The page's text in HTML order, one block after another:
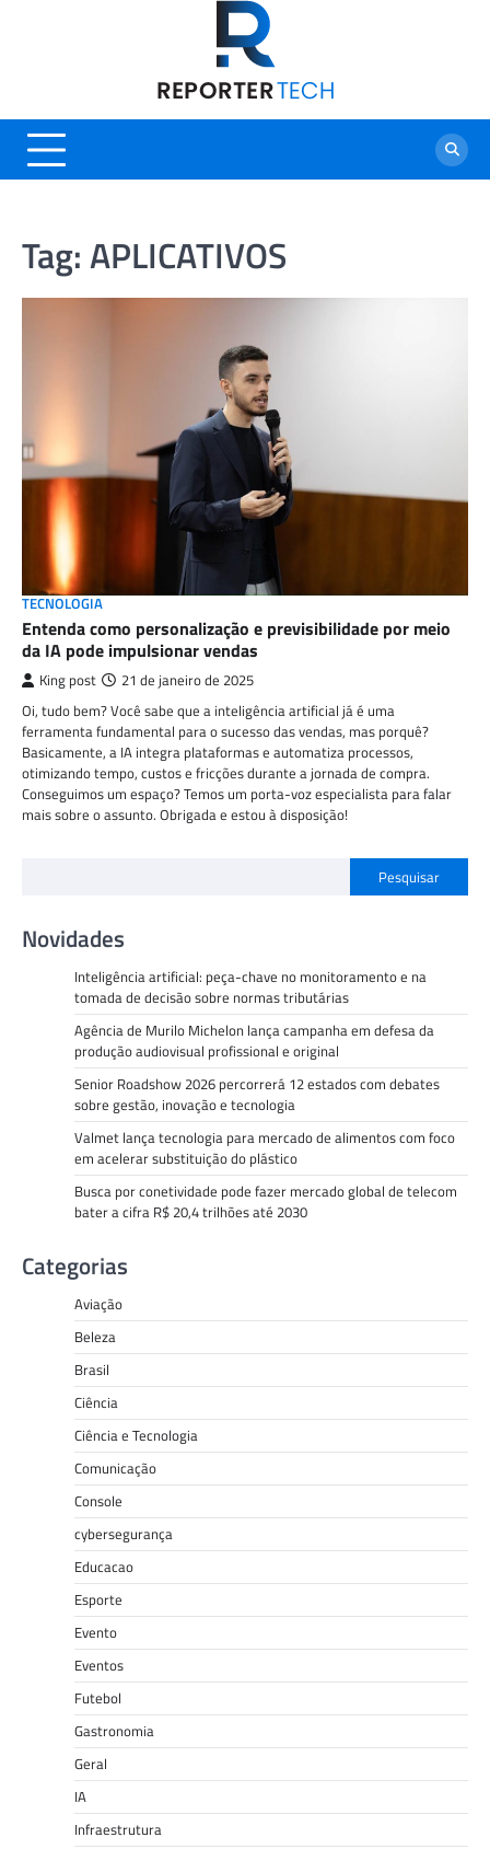
Tag:APLICATIVOS
TECNOLOGIA
Entenda como personalização e previsibilidade por meio
da IA pode impulsionar vendas
King post 21 de janeiro de 2025
Oi, tudo bem? Você sabe que a inteligência artificial já é uma
ferramenta fundamental para o sucesso das vendas, mas porquê?
Basicamente, a IA integra plataformas e automatiza processos,
otimizando tempo, custos e fricções durante a jornada de compra.
Conseguimos um espaço? Temos um porta-voz especialista para falar
mais sobre o assunto. Obrigada e estou à disposição!
Pesquisar
Novidades
Inteligência artificial: peça-chave no monitoramento e na
tomada de decisão sobre normas tributárias
Agência de Murilo Michelon lança campanha em defesa da
produção audiovisual profissional e original
Senior Roadshow 2026 percorrerá 12 estados com debates
sobre gestão, inovação e tecnologia
Valmet lança tecnologia para mercado de alimentos com foco
em acelerar substituição do plástico
Busca por conetividade pode fazer mercado global de telecom
bater a cifra R$ 20,4 trilhões até 2030
Categorias
Aviação
Beleza
Brasil
Ciência
Ciência e Tecnologia
Comunicação
Console
cybersegurança
Educacao
Esporte
Evento
Eventos
Futebol
Gastronomia
Geral
IA
Infraestrutura